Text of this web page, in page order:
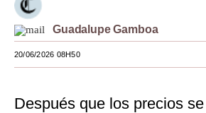
Estilos
Mundo Guadalupe Gamboa
20/06/2026 08H50
Después que los precios